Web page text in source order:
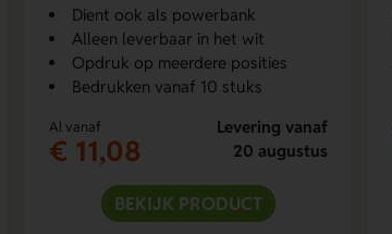
Dient ook als powerbank
Alleen leverbaar in het wit
Opdruk op meerdere posities
Bedrukken vanaf 10 stuks
Al vanaf
€ 11,08
Levering vanaf
20 augustus
BEKIJK PRODUCT